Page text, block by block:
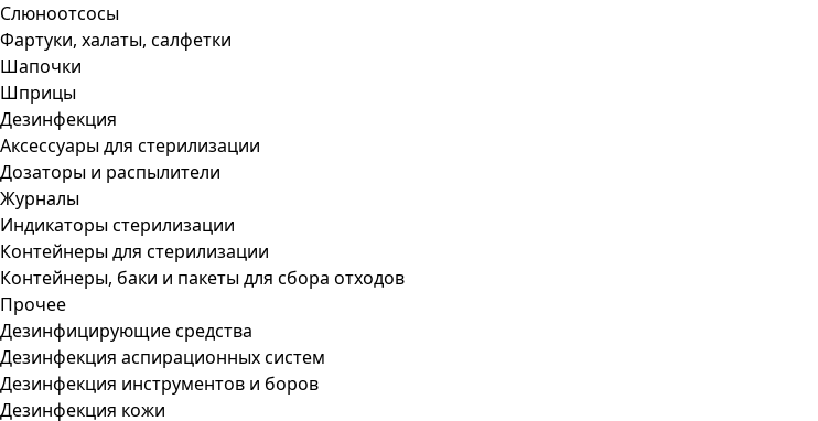
Слюноотсосы
Фартуки, халаты, салфетки
Шапочки
Шприцы
Дезинфекция
Аксессуары для стерилизации
Дозаторы и распылители
Журналы
Индикаторы стерилизации
Контейнеры для стерилизации
Контейнеры, баки и пакеты для сбора отходов
Прочее
Дезинфицирующие средства
Дезинфекция аспирационных систем
Дезинфекция инструментов и боров
Дезинфекция кожи